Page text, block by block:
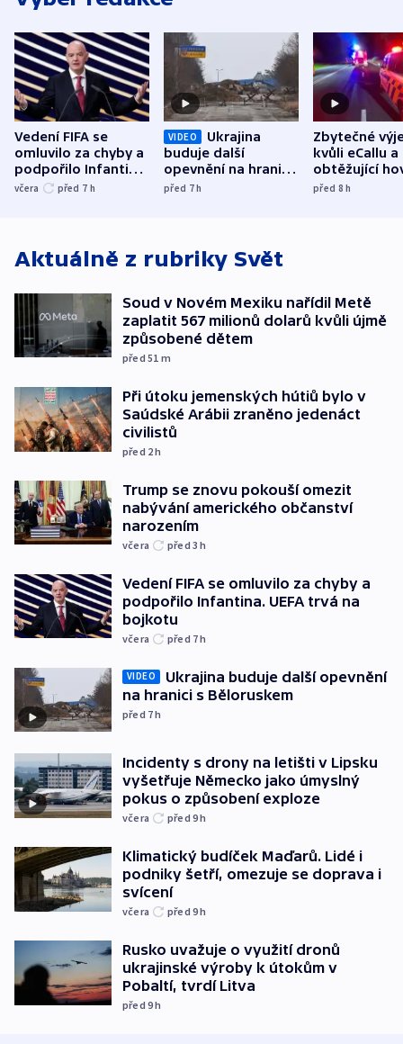
Vedení FIFA se
omluvilo za chyby a
podpořilo Infantina.
UEFA trvá na
včera před 7 h
VIDEO
Ukrajina
buduje další
opevnění na hranici
s Běloruskem
před 7h
Zbytečné
kvůli eCallu a
obtěžující
zdržují
před 8h
Aktuálně z rubriky Svět
Soud v Novém Mexiku nařídil Metě
zaplatit 567 milionů dolarů kvůli újmě
způsobené dětem
před 51 m
Při útoku jemenských hútiů bylo v
Saúdské Arábii zraněno jedenáct
civilistů
před 2h
Trump se znovu pokouší omezit
nabývání amerického občanství
narozením
včera před 3h
Vedení FIFA se omluvilo za chyby a
podpořilo Infantina. UEFA trvá na
bojkotu
včera před 7h
VIDEO
Ukrajina buduje další opevnění
na hranici s Běloruskem
před 7h
Incidenty s drony na letišti v Lipsku
vyšetřuje Německo jako úmyslný
pokus o způsobení exploze
včera před 9h
Klimatický budíček Maďarů. Lidé i
podniky šetří, omezuje se doprava i
svícení
včera před 9h
Rusko uvažuje o využití dronů
ukrajinské výroby k útokům v
Pobaltí, tvrdí Litva
před 9h